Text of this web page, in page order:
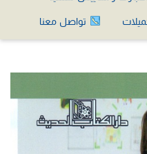
تواصل معنا